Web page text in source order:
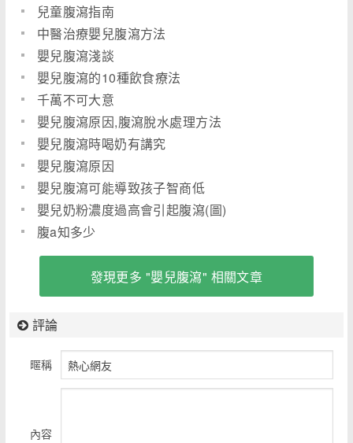
兒童腹瀉指南
中醫治療嬰兒腹瀉方法
嬰兒腹瀉淺談
嬰兒腹瀉的10種飲食療法
千萬不可大意
嬰兒腹瀉原因,腹瀉脫水處理方法
嬰兒腹瀉時喝奶有講究
嬰兒腹瀉原因
嬰兒腹瀉可能導致孩子智商低
嬰兒奶粉濃度過高會引起腹瀉(圖)
腹a知多少
發現更多 "嬰兒腹瀉" 相關文章
評論
暱稱
內容